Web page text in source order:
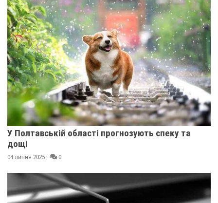
У Полтавській області прогнозують спеку та
дощі
04 липня 2025 0